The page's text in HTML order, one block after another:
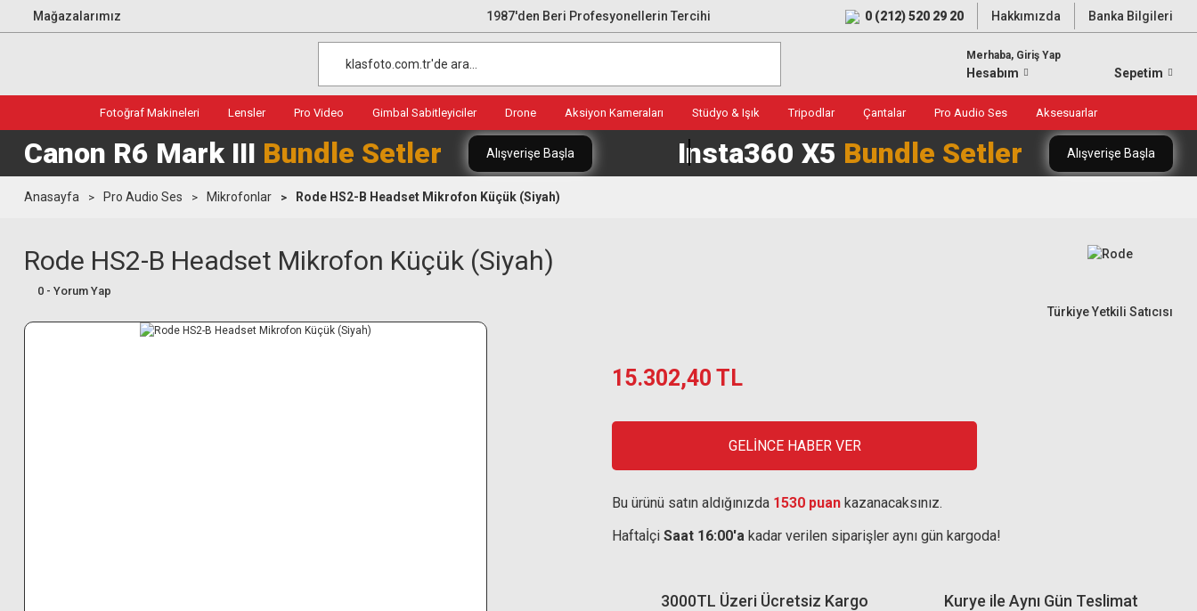
Mağazalarımız 1987'den Beri Profesyonellerin Tercihi 0 (212) 520 29 20 Hakkımızda Banka Bilgileri
Merhaba, Giriş Yap
Hesabım Sepetim
Fotoğraf Makineleri Lensler Pro Video Gimbal Sabitleyiciler Drone Aksiyon Kameraları Stüdyo & Işık Tripodlar Çantalar Pro Audio Ses Aksesuarlar
Canon R6 Mark III Bundle Setler Alışverişe Başla Insta360 X5 Bundle Setler Alışverişe Başla
Anasayfa Pro Audio Ses Mikrofonlar Rode HS2-B Headset Mikrofon Küçük (Siyah)
Rode HS2-B Headset Mikrofon Küçük (Siyah)
0 - Yorum Yap
Türkiye Yetkili Satıcısı
15.302,40 TL
GELİNCE HABER VER
Bu ürünü satın aldığınızda 1530 puan kazanacaksınız.
Haftaİçi Saat 16:00'a kadar verilen siparişler aynı gün kargoda!
Kurye ile Aynı Gün Teslimat
3000TL Üzeri Ücretsiz Kargo